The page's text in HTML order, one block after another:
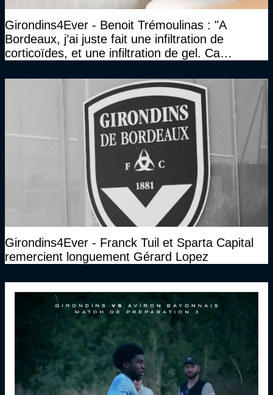
Girondins4Ever - Benoit Trémoulinas : "A
Bordeaux, j’ai juste fait une infiltration de
corticoïdes, et une infiltration de gel. Ca
Girondins4Ever - Franck Tuil et Sparta Capital
remercient longuement Gérard Lopez